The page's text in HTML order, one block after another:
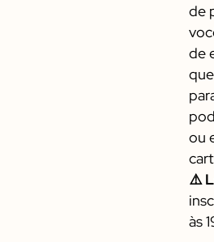
de
de
ou
⚠️
às